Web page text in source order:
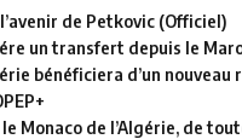
de Petkovic (Officiel)
un transfert depuis le
bénéficiera d’un nouveau
le Monaco de l’Algérie, de